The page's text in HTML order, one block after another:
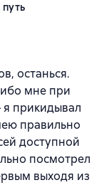
522 оценок
останься.
мне при
я прикидывал
правильно
доступной
посмотрел
выходя из